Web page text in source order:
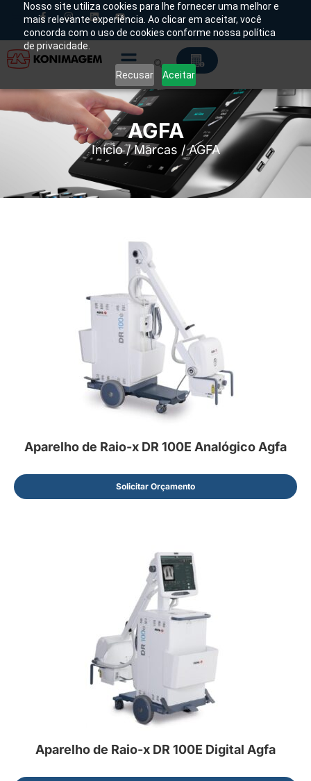
Nosso site utiliza cookies para lhe fornecer uma melhor e
mais relevante experiência. Ao clicar em aceitar, você
concorda com o uso de cookies conforme nossa política
de privacidade.
Recusar Aceitar
AGFA
Início/ Marcas / AGFA
Aparelho de Raio-x DR 100E Analógico Agfa
Solicitar Orçamento
Aparelho de Raio-x DR 100E Digital Agfa